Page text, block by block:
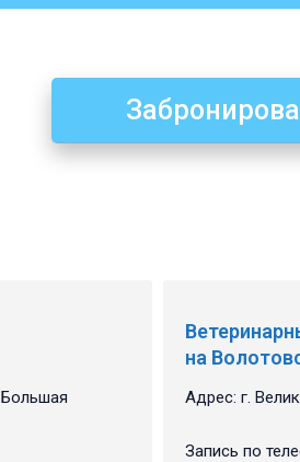
на
Адрес: г.
Запись по